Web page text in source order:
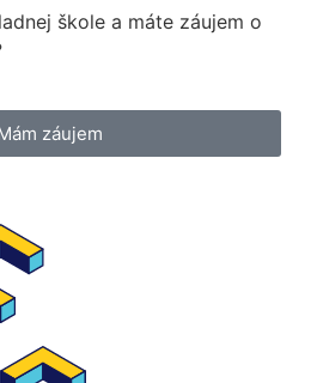
škole a máte záujem o
záujem